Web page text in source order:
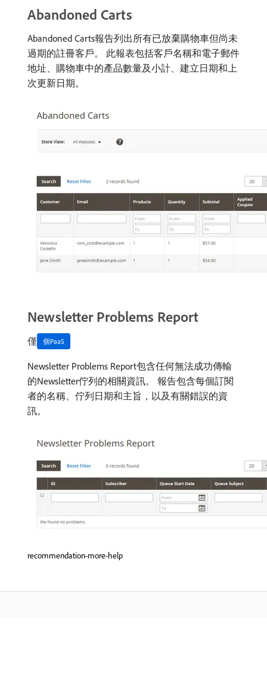
Abandoned Carts
Abandoned Carts報告列出所有已放棄購物車但尚未
過期的註冊客戶。 此報表包括客戶名稱和電子郵件
地址、購物車中的產品數量及小計、建立日期和上
次更新日期。
Newsletter Problems Report
僅 個PaaS
Newsletter Problems Report包含任何無法成功傳輸
的Newsletter佇列的相關資訊。 報告包含每個訂閱
者的名稱、佇列日期和主旨，以及有關錯誤的資
訊。
recommendation-more-help